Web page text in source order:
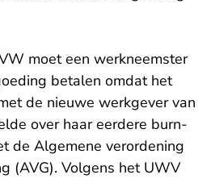
moet een werkneemster
betalen omdat het
de nieuwe werkgever van
over haar eerdere burn-
de Algemene verordening
(AVG). Volgens het UWV